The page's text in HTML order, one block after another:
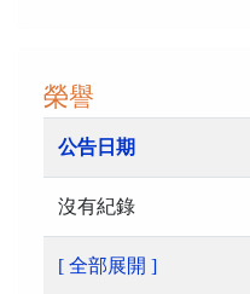
榮譽
公告日期
沒有紀錄
[ 全部展開 ]